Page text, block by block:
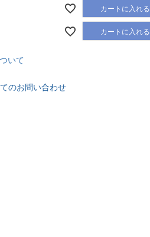
カートに入れる
カートに入れる
いて
のお問い合わせ